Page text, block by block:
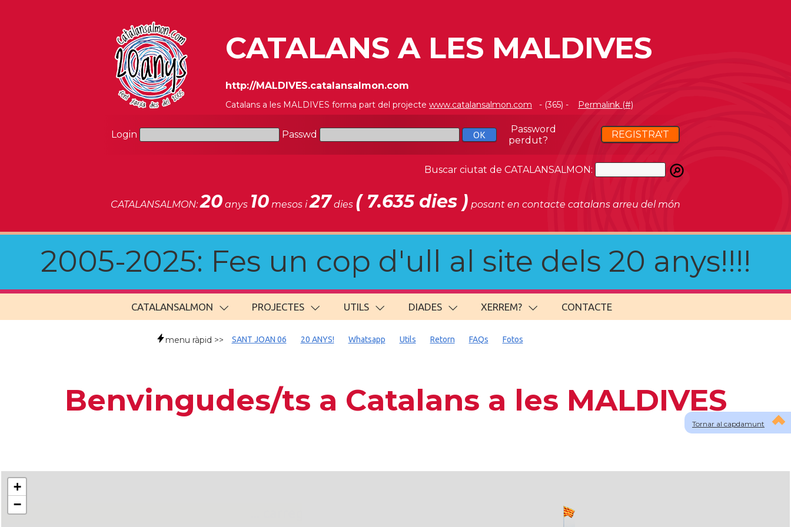
CATALANS A LES MALDIVES
http://MALDIVES.catalansalmon.com
Catalans a les MALDIVES forma part del projecte www.catalansalmon.com - (365) - Permalink (#)
Login Passwd
Password
perdut?
REGISTRA'T
Buscar ciutat de CATALANSALMON:
CATALANSALMON:20 anys 10 mesos i27 dies ( 7.635 dies ) posant en contacte catalans arreu del món
2005-2025: Fes un cop d'ull al site dels 20 anys!!!!
CATALANSALMON PROJECTES UTILS DIADES XERREM? CONTACTE
Tornar al capdamunt
menu ràpid >> SANT JOAN 06 20 ANYS! Whatsapp Utils Retorn FAQs Fotos
Benvingudes/ts a Catalans a les MALDIVES
+
−